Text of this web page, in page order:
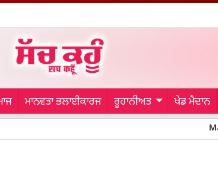
ਮਾਨਵਤਾ ਭਲਾਈਕਾਰਜ ਰੂਹਾਨੀਅਤ ਖੇਡ ਮੈਦਾਨ
Malerkotla